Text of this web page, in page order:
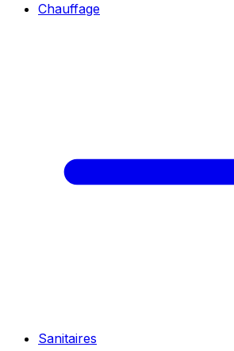
Chauffage
Sanitaires